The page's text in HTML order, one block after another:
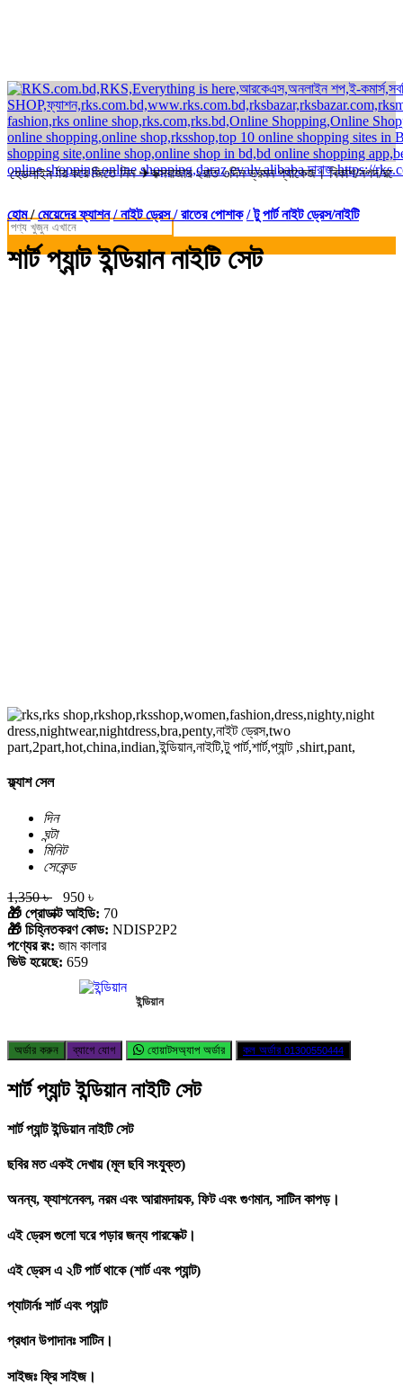
হেডলাইনকরে জিতে নিন ✈কক্সবাজার ২রাত ৩দিন ভ্রমন প্যাকেজ। বিকাশ/নগদ/রকেট-
হোম/মেয়েদের ফ্যাশন / নাইট ড্রেস / রাতের পোশাক / টু পার্ট নাইট ড্রেস/নাইটি
শার্ট প্যান্ট ইন্ডিয়ান নাইটি সেট
ফ্ল্যাশ সেল
দিন
ঘন্টা
মিনিট
সেকেন্ড
1,350 ৳
950 ৳
🎁 প্রোডাক্ট আইডি: 70
🎁 চিহ্নিতকরণ কোড: NDISP2P2
পণ্যের রং: জাম কালার
ভিউ হয়েছে: 659
ইন্ডিয়ান
অর্ডার করুন ব্যাগে যোগ হোয়াটসঅ্যাপ অর্ডার কল অর্ডার 01300550444
শার্ট প্যান্ট ইন্ডিয়ান নাইটি সেট
শার্ট প্যান্ট ইন্ডিয়ান নাইটি সেট
ছবির মত একই দেখায় (মূল ছবি সংযুক্ত)
অনন্য, ফ্যাশনেবল, নরম এবং আরামদায়ক, ফিট এবং গুণমান, সাটিন কাপড়।
এই ড্রেস গুলো ঘরে পড়ার জন্য পারফেক্ট।
এই ড্রেস এ ২টি পার্ট থাকে (শার্ট এবং প্যান্ট)
প্যাটার্নঃ শার্ট এবং প্যান্ট
প্রধান উপাদানঃ সাটিন।
সাইজঃ ফ্রি সাইজ।